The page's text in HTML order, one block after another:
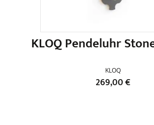
KLOQ Pendeluhr
KLOQ
269,00€